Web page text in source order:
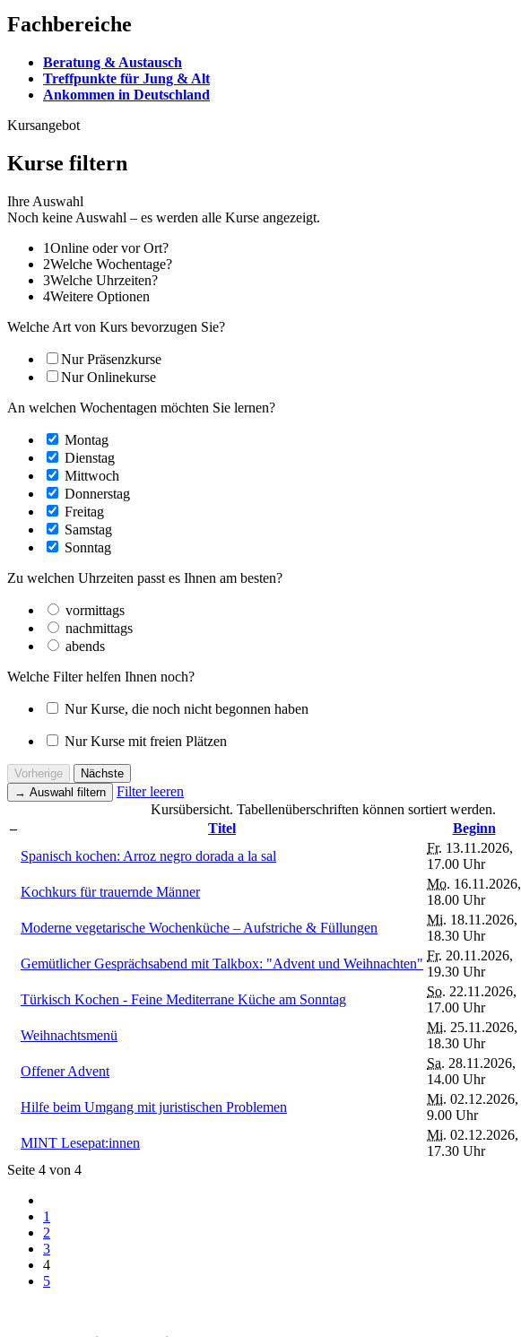
Fachbereiche
Beratung & Austausch
Treffpunkte für Jung & Alt
Ankommen in Deutschland
Kursangebot
Kurse filtern
Ihre Auswahl
Noch keine Auswahl – es werden alle Kurse angezeigt.
1Online oder vor Ort?
2Welche Wochentage?
3Welche Uhrzeiten?
4Weitere Optionen
Welche Art von Kurs bevorzugen Sie?
Nur Präsenzkurse
Nur Onlinekurse
An welchen Wochentagen möchten Sie lernen?
Montag
Dienstag
Mittwoch
Donnerstag
Freitag
Samstag
Sonntag
Zu welchen Uhrzeiten passt es Ihnen am besten?
vormittags
nachmittags
abends
Welche Filter helfen Ihnen noch?
Nur Kurse, die noch nicht begonnen haben
Nur Kurse mit freien Plätzen
Vorherige
Nächste
→ Auswahl filtern
Filter leeren
Kursübersicht. Tabellenüberschriften können sortiert werden.
–
Titel Beginn
Spanisch kochen: Arroz negro dorada a la sal
Fr. 13.11.2026,
17.00 Uhr
Kochkurs für trauernde Männer
Mo. 16.11.2026,
18.00 Uhr
Moderne vegetarische Wochenküche – Aufstriche & Füllungen
Mi. 18.11.2026,
18.30 Uhr
Gemütlicher Gesprächsabend mit Talkbox: "Advent und Weihnachten"
Fr. 20.11.2026,
19.30 Uhr
Türkisch Kochen - Feine Mediterrane Küche am Sonntag
So. 22.11.2026,
17.00 Uhr
Weihnachtsmenü
Mi. 25.11.2026,
18.30 Uhr
Offener Advent
Sa. 28.11.2026,
14.00 Uhr
Hilfe beim Umgang mit juristischen Problemen
Mi. 02.12.2026,
9.00 Uhr
MINT Lesepat:innen
Mi. 02.12.2026,
17.30 Uhr
Seite 4 von 4
1
2
3
4
5